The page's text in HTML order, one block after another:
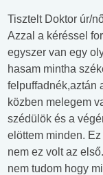
Tisztelt Doktor úr/
Azzal a kéréssel
egyszer van egy
hasam mintha
felpuffadnék,aztán
közben melegem
szédülök és a
elöttem minden.
nem ez volt az
nem tudom hogy